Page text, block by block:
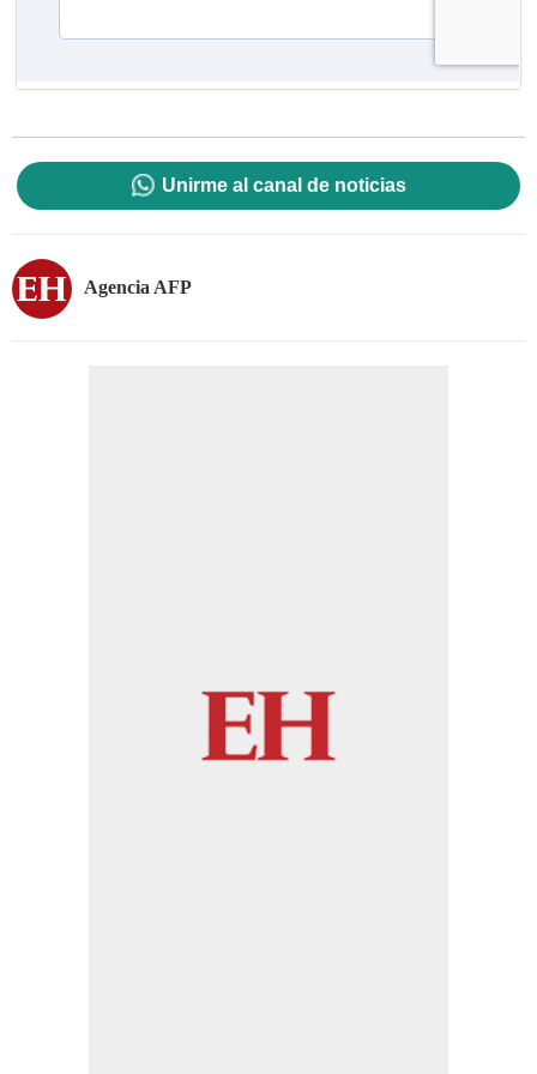
Unirme al canal de noticias
Agencia AFP